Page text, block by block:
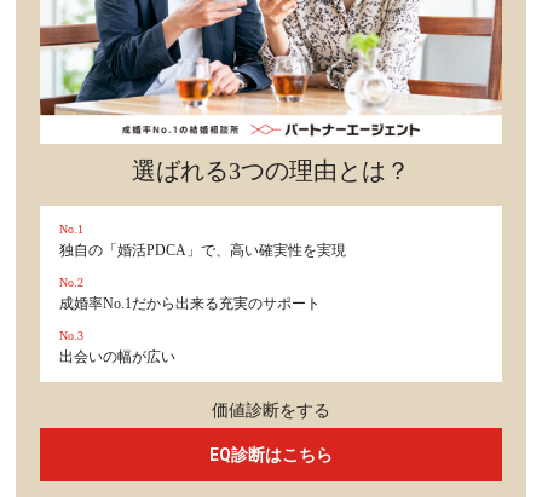
セックスライフ
不倫・だめ男
感動
心の処方箋
驚き
選ばれる3つの理由とは？
No.1
独自の「婚活PDCA」で、高い確実性を実現
No.2
成婚率No.1だから出来る充実のサポート
No.3
出会いの幅が広い
価値診断をする
EQ診断はこちら